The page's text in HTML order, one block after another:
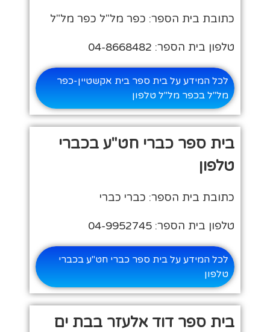
כתובת בית הספר: כפר מל"ל כפר מל"ל
טלפון בית הספר: 04-8668482
לכל המידע על בית ספר בית אקשטיין-כפר
מל"ל בכפר מל"ל טלפון
בית ספר כברי חט"ע בכברי
טלפון
כתובת בית הספר: כברי כברי
טלפון בית הספר: 04-9952745
לכל המידע על בית ספר כברי חט"ע בכברי
טלפון
בית ספר דוד אלעזר בבת ים